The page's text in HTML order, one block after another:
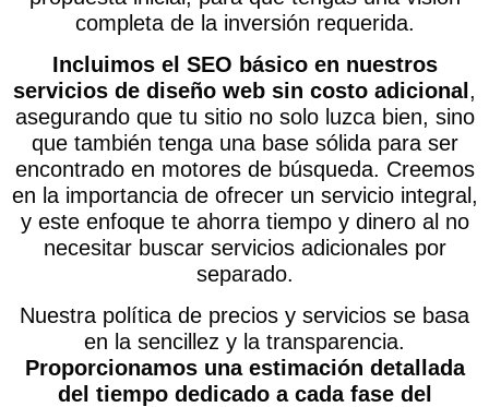
completa de la inversión requerida.
Incluimos el SEO básico en nuestros
servicios de diseño web sin costo adicional ,
asegurando que tu sitio no solo luzca bien, sino
que también tenga una base sólida para ser
encontrado en motores de búsqueda. Creemos
en la importancia de ofrecer un servicio integral,
y este enfoque te ahorra tiempo y dinero al no
necesitar buscar servicios adicionales por
separado.
Nuestra política de precios y servicios se basa
en la sencillez y la transparencia.
Proporcionamos una estimación detallada
del tiempo dedicado a cada fase del